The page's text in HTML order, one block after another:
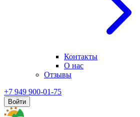
Контакты
О нас
Отзывы
+7 949 900-01-75
Войти